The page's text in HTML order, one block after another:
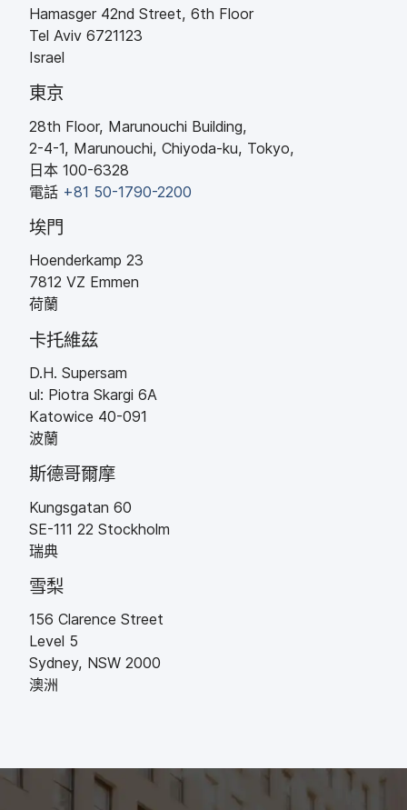
Hamasger 42nd Street, 6th Floor
Tel Aviv6721123
Israel
東京
28th Floor, Marunouchi Building,
2-4-1, Marunouchi, Chiyoda-ku, Tokyo,
日本 100-6328
電話 +81 50-1790-2200
埃門
Hoenderkamp 23
7812 VZ Emmen
荷蘭
卡托維茲
D.H. Supersam
ul: Piotra Skargi 6A
Katowice 40-091
波蘭
斯德哥爾摩
Kungsgatan 60
SE-111 22 Stockholm
瑞典
雪梨
156 Clarence Street
Level 5
Sydney, NSW 2000
澳洲